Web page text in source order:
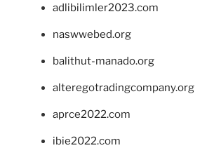
adlibilimler2023.com
naswwebed.org
balithut-manado.org
alteregotradingcompany.org
aprce2022.com
ibie2022.com